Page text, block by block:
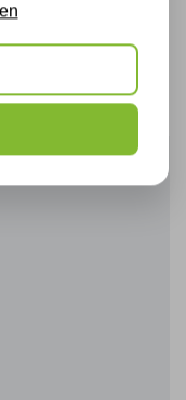
privacy statement